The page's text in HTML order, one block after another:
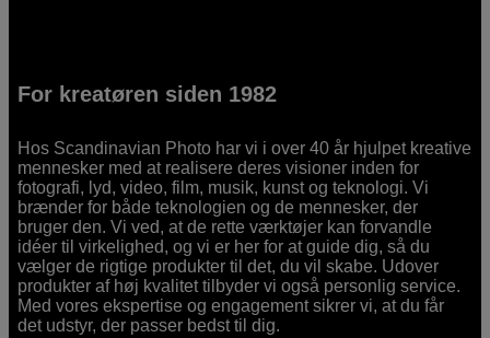
For kreatøren siden 1982
Hos Scandinavian Photo har vi i over 40 år hjulpet kreative
mennesker med at realisere deres visioner inden for
fotografi, lyd, video, film, musik, kunst og teknologi. Vi
brænder for både teknologien og de mennesker, der
bruger den. Vi ved, at de rette værktøjer kan forvandle
idéer til virkelighed, og vi er her for at guide dig, så du
vælger de rigtige produkter til det, du vil skabe. Udover
produkter af høj kvalitet tilbyder vi også personlig service.
Med vores ekspertise og engagement sikrer vi, at du får
det udstyr, der passer bedst til dig.